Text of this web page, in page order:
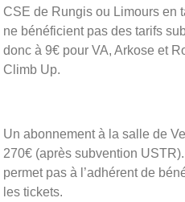
CSE de Rungis ou Limours en
ne bénéficient pas des tarifs
donc à 9€ pour VA, Arkose et
Climb Up.
Un abonnement à la salle de
270€ (après subvention
permet pas à l’adhérent de
les tickets.